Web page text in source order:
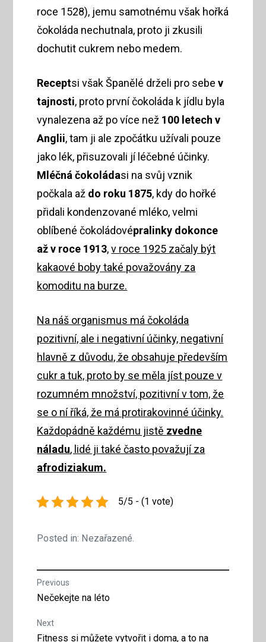
roce 1528), jemu samotnému však hořká
čokoláda nechutnala, proto ji zkusili
dochutit cukrem nebo medem.
Receptsi však Španělé drželi pro sebev
tajnosti, proto první čokoláda k jídlu byla
vynalezena až po více než 100 letech v
Anglii, tam ji ale zpočátku užívali pouze
jako lék, přisuzovali jí léčebné účinky.
Mléčná čokoládasi na svůj vznik
počkala až do roku 1875, kdy do hořké
přidali kondenzované mléko, velmi
oblíbené čokoládovépralinky dokonce
až v roce 1913,v roce 1925 začaly být
kakaové boby také považovány za
komoditu na burze.
Na náš organismus má čokoláda
pozitivní, ale i negativní účinky, negativní
hlavně z důvodu, že obsahuje především
cukr a tuk, proto by se měla jíst pouze v
rozumném množství, pozitivní v tom, že
se o ní říká, že má protirakovinné účinky.
Každopádně každému jistě zvedne
náladu, lidé ji také často považují za
afrodiziakum.
5/5 - (1 vote)
Posted in: Nezařazené.
Navigace
pro
příspěvek
Previous
Previous
Nečekejte na léto
Next
Next
Fitness si můžete vytvořit i doma, a to na